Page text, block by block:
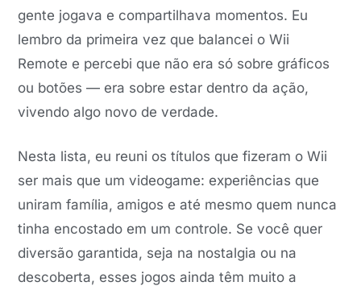
gente jogava e compartilhava momentos. Eu
lembro da primeira vez que balancei o Wii
Remote e percebi que não era só sobre gráficos
ou botões — era sobre estar dentro da ação,
vivendo algo novo de verdade.
Nesta lista, eu reuni os títulos que fizeram o Wii
ser mais que um videogame: experiências que
uniram família, amigos e até mesmo quem nunca
tinha encostado em um controle. Se você quer
diversão garantida, seja na nostalgia ou na
descoberta, esses jogos ainda têm muito a